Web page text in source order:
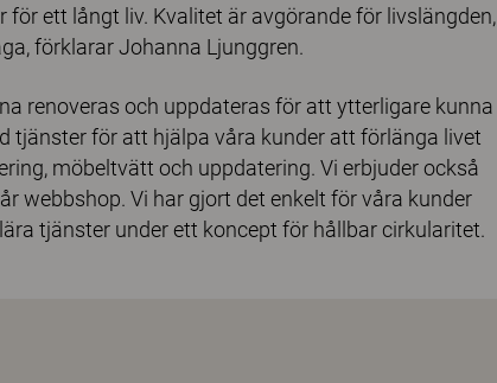
ett långt liv. Kvalitet är avgörande för livslängden,
förklarar Johanna Ljunggren.
renoveras och uppdateras för att ytterligare kunna
tjänster för att hjälpa våra kunder att förlänga livet
möbeltvätt och uppdatering. Vi erbjuder också
webbshop. Vi har gjort det enkelt för våra kunder
tjänster under ett koncept för hållbar cirkularitet.